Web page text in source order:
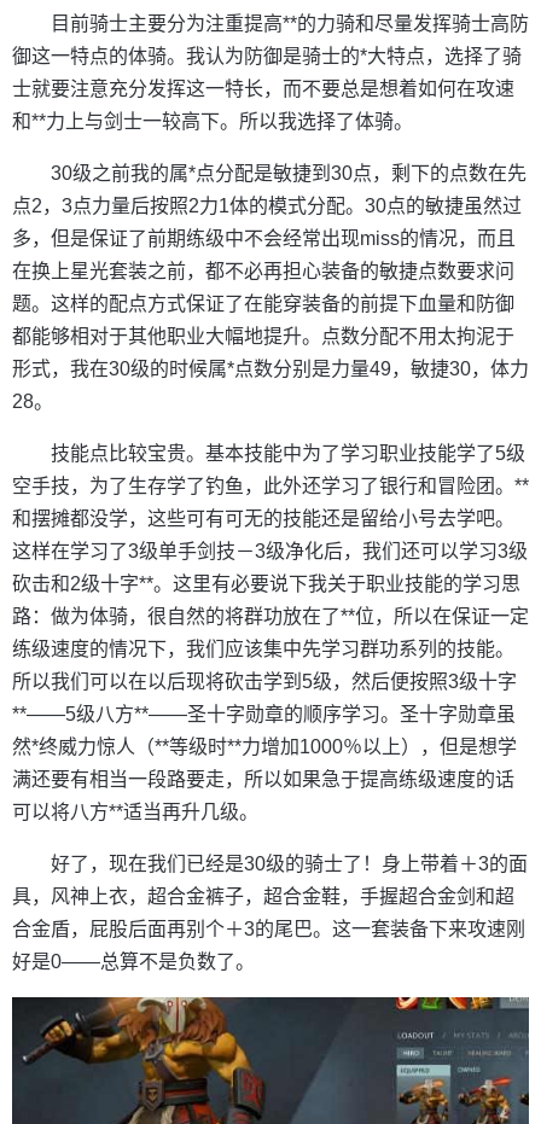
目前骑士主要分为注重提高**的力骑和尽量发挥骑士高防
御这一特点的体骑。我认为防御是骑士的*大特点，选择了骑
士就要注意充分发挥这一特长，而不要总是想着如何在攻速
和**力上与剑士一较高下。所以我选择了体骑。
30级之前我的属*点分配是敏捷到30点，剩下的点数在先
点2，3点力量后按照2力1体的模式分配。30点的敏捷虽然过
多，但是保证了前期练级中不会经常出现miss的情况，而且
在换上星光套装之前，都不必再担心装备的敏捷点数要求问
题。这样的配点方式保证了在能穿装备的前提下血量和防御
都能够相对于其他职业大幅地提升。点数分配不用太拘泥于
形式，我在30级的时候属*点数分别是力量49，敏捷30，体力
28。
技能点比较宝贵。基本技能中为了学习职业技能学了5级
空手技，为了生存学了钓鱼，此外还学习了银行和冒险团。**
和摆摊都没学，这些可有可无的技能还是留给小号去学吧。
这样在学习了3级单手剑技－3级净化后，我们还可以学习3级
砍击和2级十字**。这里有必要说下我关于职业技能的学习思
路：做为体骑，很自然的将群功放在了**位，所以在保证一定
练级速度的情况下，我们应该集中先学习群功系列的技能。
所以我们可以在以后现将砍击学到5级，然后便按照3级十字
**——5级八方**——圣十字勋章的顺序学习。圣十字勋章虽
然*终威力惊人（**等级时**力增加1000％以上），但是想学
满还要有相当一段路要走，所以如果急于提高练级速度的话
可以将八方**适当再升几级。
好了，现在我们已经是30级的骑士了！身上带着＋3的面
具，风神上衣，超合金裤子，超合金鞋，手握超合金剑和超
合金盾，屁股后面再别个＋3的尾巴。这一套装备下来攻速刚
好是0——总算不是负数了。